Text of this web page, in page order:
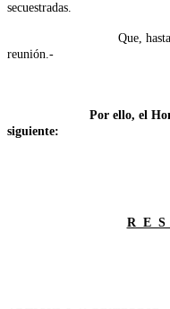
secuestradas.
Que, hasta el
reunión.-
Por ello, el
siguiente:
R E